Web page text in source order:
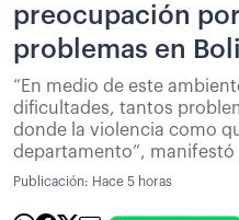
preocupación
problemas en
“En medio de este
dificultades, tantos
donde la violencia como
departamento”, manifestó
Publicación: Hace 5 horas